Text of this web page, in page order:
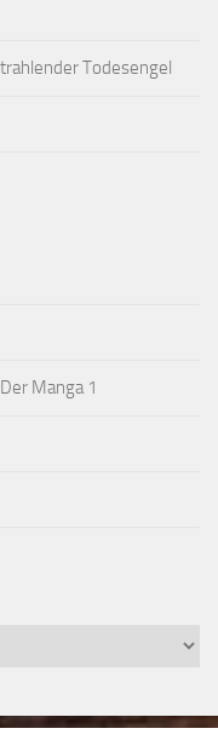
Todesengel
Manga 1